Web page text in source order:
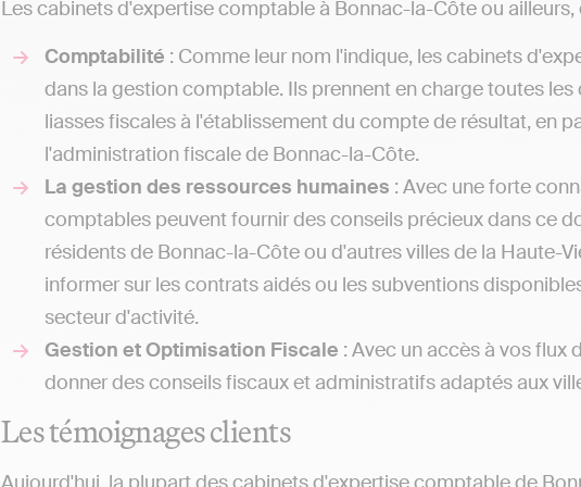
Les cabinets d'expertise comptable à Bonnac-la-Côte ou
Comptabilité : Comme leur nom l'indique, les cabinets
dans la gestion comptable. Ils prennent en charge toutes
liasses fiscales à l'établissement du compte de résultat, en
l'administration fiscale de Bonnac-la-Côte.
La gestion des ressources humaines : Avec une forte
comptables peuvent fournir des conseils précieux dans ce
résidents de Bonnac-la-Côte ou d'autres villes de la Haute-
informer sur les contrats aidés ou les subventions
secteur d'activité.
Gestion et Optimisation Fiscale : Avec un accès à vos
donner des conseils fiscaux et administratifs adaptés aux
Les témoignages clients